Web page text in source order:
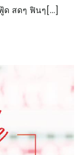
ด สดๆ ฟินๆ[...]